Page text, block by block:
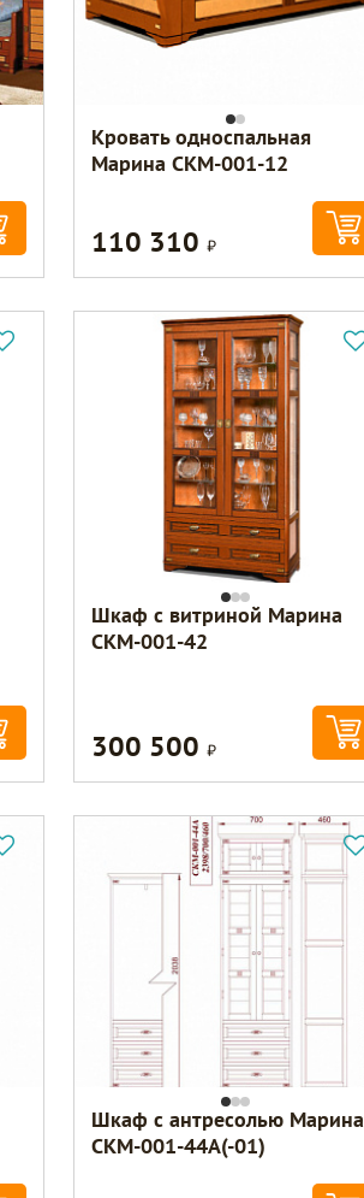
Кровать односпальная
Марина СКМ-001-12
110 310 Р
Шкаф с витриной Марина
СКМ-001-42
300 500 Р
Шкаф с антресолью Марина
СКМ-001-44А(-01)